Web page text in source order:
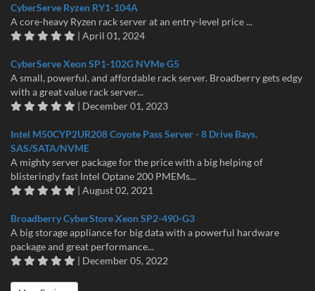
CyberServe Ryzen RY1-104A
A core-heavy Ryzen rack server at an entry-level price ...
| April 01, 2024
CyberServe Xeon SP1-102G NVMe G5
A small, powerful, and affordable rack server. Broadberry gets edgy
with a great value rack server...
| December 01, 2023
Intel M50CYP2UR208 Coyote Pass Server - 8 Drive Bays.
SAS/SATA/NVME
A mighty server package for the price with a big helping of
blisteringly fast Intel Optane 200 PMEMs...
| August 02, 2021
Broadberry CyberStore Xeon SP2-490-G3
A big storage appliance for big data with a powerful hardware
package and great performance...
| December 05, 2022